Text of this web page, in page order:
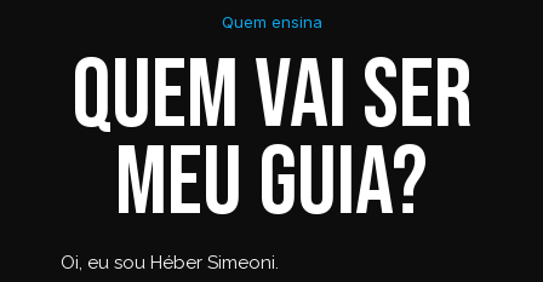
Quem ensina
Quem vai ser
meu guia?
Oi, eu sou Héber Simeoni.